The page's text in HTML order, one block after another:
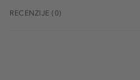
RECENZIJE (0)